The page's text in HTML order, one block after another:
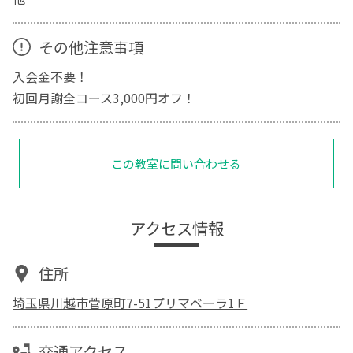
その他注意事項
入会金不要！
初回月謝全コース3,000円オフ！
この教室に問い合わせる
アクセス情報
住所
埼玉県川越市菅原町7-51プリマベーラ1Ｆ